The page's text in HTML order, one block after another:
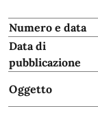
Numero e data
Data di
pubblicazione
Oggetto